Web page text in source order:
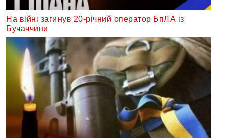
На війні загинув 20-річний оператор БпЛА із
Бучаччини